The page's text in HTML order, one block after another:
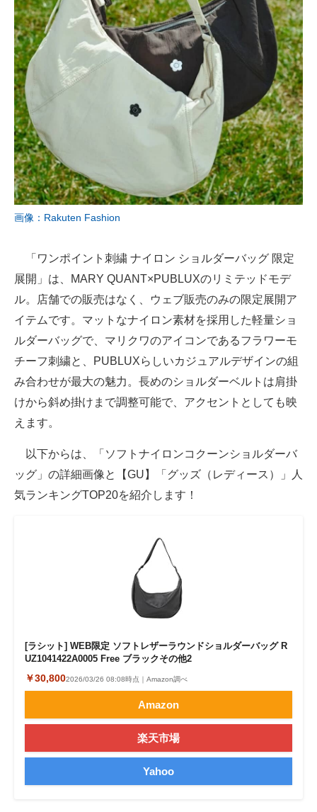
画像：Rakuten Fashion
「ワンポイント刺繍 ナイロン ショルダーバッグ 限定
展開」は、MARY QUANT×PUBLUXのリミテッドモデ
ル。店舗での販売はなく、ウェブ販売のみの限定展開ア
イテムです。マットなナイロン素材を採用した軽量ショ
ルダーバッグで、マリクワのアイコンであるフラワーモ
チーフ刺繍と、PUBLUXらしいカジュアルデザインの組
み合わせが最大の魅力。長めのショルダーベルトは肩掛
けから斜め掛けまで調整可能で、アクセントとしても映
えます。
以下からは、「ソフトナイロンコクーンショルダーバ
ッグ」の詳細画像と【GU】「グッズ（レディース）」人
気ランキングTOP20を紹介します！
[ラシット] WEB限定 ソフトレザーラウンドショルダーバッグ R
UZ1041422A0005 Free ブラックその他2
￥30,8002026/03/26 08:08時点｜Amazon調べ
Amazon
楽天市場
Yahoo